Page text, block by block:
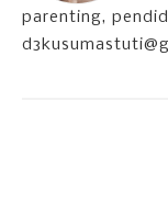
parenting,